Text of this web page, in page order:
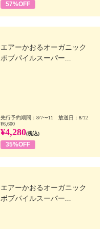
57%OFF
エアーかおるオーガニック
ボブパイルスーパー...
先行予約期間：8/7〜11 放送日：8/12
¥6,600
¥4,280(税込)
35%OFF
エアーかおるオーガニック
ボブパイルスーパー...